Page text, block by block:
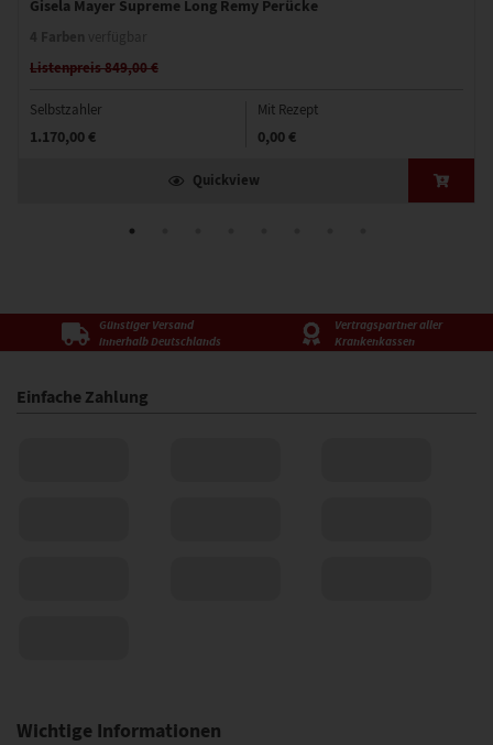
Gisela Mayer Supreme Long Remy Perücke
Listenpreis 849,00 €
Selbstzahler
1.170,00 €
Mit Rezept
0,00 €
Quickview
Günstiger Versand
innerhalb Deutschlands
Vertragspartner aller
Krankenkassen
Einfache Zahlung
Wichtige Informationen